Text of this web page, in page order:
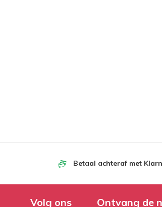
Betaal achteraf met
Volg ons Ontvang de